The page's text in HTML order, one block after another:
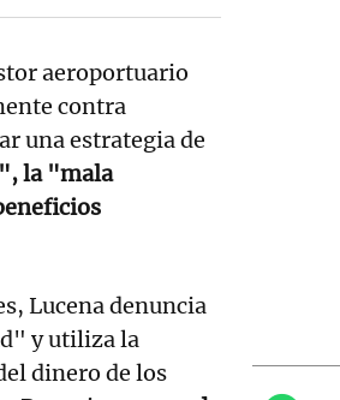
aeroportuario
contra
una estrategia de
la "mala
Lucena denuncia
y utiliza la
dinero de los